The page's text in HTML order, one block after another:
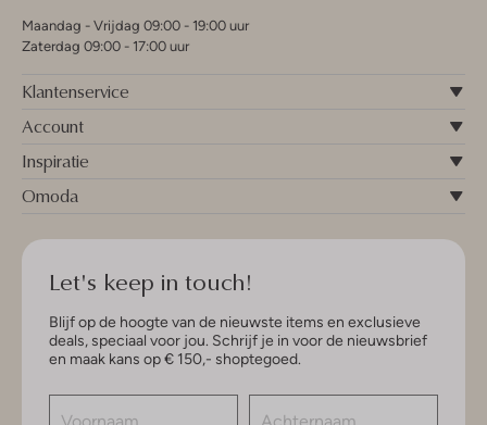
Maandag - Vrijdag 09:00 - 19:00 uur
Zaterdag 09:00 - 17:00 uur
Klantenservice
Account
Inspiratie
Omoda
Let's keep in touch!
Blijf op de hoogte van de nieuwste items en exclusieve
deals, speciaal voor jou. Schrijf je in voor de nieuwsbrief
en maak kans op € 150,- shoptegoed.